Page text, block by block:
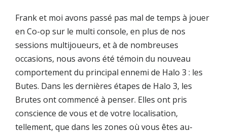
Frank et moi avons passé pas mal de temps à jouer
en Co-op sur le multi console, en plus de nos
sessions multijoueurs, et à de nombreuses
occasions, nous avons été témoin du nouveau
comportement du principal ennemi de Halo 3 : les
Butes. Dans les dernières étapes de Halo 3, les
Brutes ont commencé à penser. Elles ont pris
conscience de vous et de votre localisation,
tellement, que dans les zones où vous êtes au-